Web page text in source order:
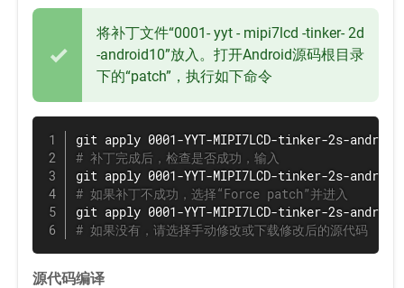
将补丁文件“0001- yyt - mipi7lcd -tinker- 2d
-android10”放入。打开Android源码根目录
下的“patch”，执行如下命令
git
# 补丁完成后，检查是否成功，输入
git
# 如果补丁不成功，选择“Force patch”并进入
git
# 如果没有，请选择手动修改或下载修改后的源代码
源代码编译